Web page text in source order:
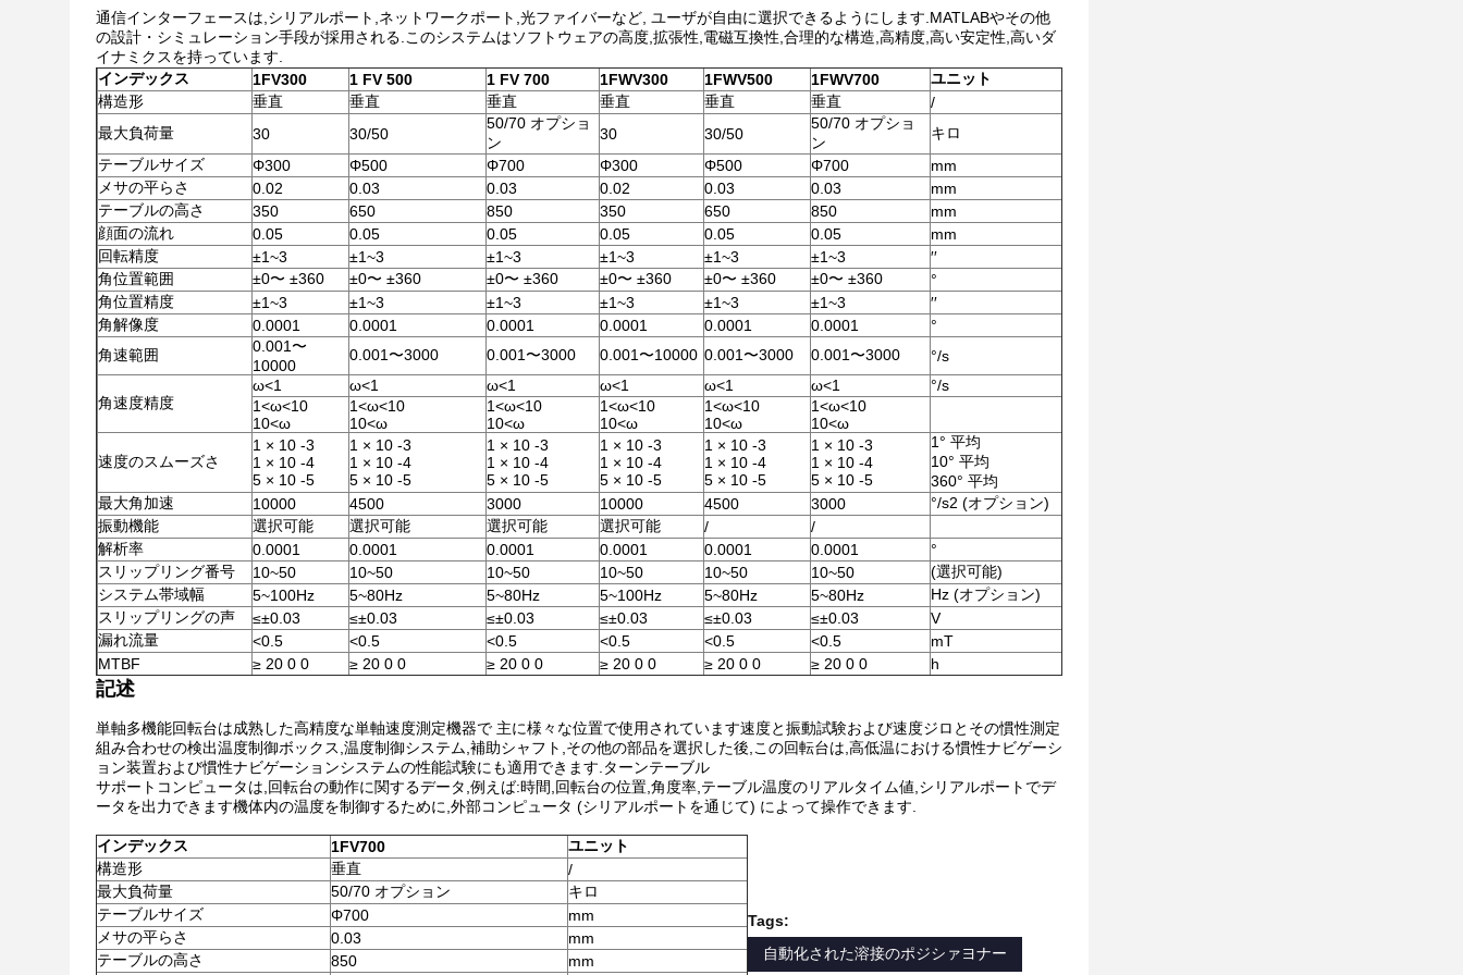
通信インターフェースは,シリアルポート,ネットワークポート,光ファイバーなど, ユーザが自由に選択できるようにします.MATLABやその他
の設計・シミュレーション手段が採用される.このシステムはソフトウェアの高度,拡張性,電磁互換性,合理的な構造,高精度,高い安定性,高いダ
イナミクスを持っています.
インデックス
1FV300 1 FV 500 1 FV 700 1FWV300 1FWV500 1FWV700
ユニット
構造形
垂直 垂直 垂直 垂直 垂直 垂直
/
最大負荷量
30 30/50
50/70 オプショ
ン
30 30/50
50/70 オプショ
ン
キロ
テーブルサイズ
Φ300 Φ500 Φ700 Φ300 Φ500 Φ700
mm
メサの平らさ
0.02 0.03 0.03 0.02 0.03 0.03
mm
テーブルの高さ
350 650 850 350 650 850
mm
顔面の流れ
0.05 0.05 0.05 0.05 0.05 0.05
mm
回転精度
±1~3 ±1~3 ±1~3 ±1~3 ±1~3 ±1~3
′′
角位置範囲
±0〜 ±360 ±0〜 ±360 ±0〜 ±360 ±0〜 ±360 ±0〜 ±360 ±0〜 ±360
°
角位置精度
±1~3 ±1~3 ±1~3 ±1~3 ±1~3 ±1~3
′′
角解像度
0.0001 0.0001 0.0001 0.0001 0.0001 0.0001
°
角速範囲
0.001〜
10000
0.001〜3000 0.001〜3000 0.001〜10000 0.001〜3000 0.001〜3000 °/s
角速度精度
ω<1 ω<1 ω<1 ω<1 ω<1 ω<1
°/s
1<ω<10
10<ω
1<ω<10
10<ω
1<ω<10
10<ω
1<ω<10
10<ω
1<ω<10
10<ω
1<ω<10
10<ω
速度のスムーズさ
1 × 10 -3
1 × 10 -4
5 × 10 -5
1 × 10 -3
1 × 10 -4
5 × 10 -5
1 × 10 -3
1 × 10 -4
5 × 10 -5
1 × 10 -3
1 × 10 -4
5 × 10 -5
1 × 10 -3
1 × 10 -4
5 × 10 -5
1 × 10 -3
1 × 10 -4
5 × 10 -5
1° 平均
10° 平均
360° 平均
最大角加速
10000 4500 3000 10000 4500 3000
°/s2 (オプション)
振動機能
選択可能 選択可能 選択可能 選択可能 /
/
解析率
0.0001 0.0001 0.0001 0.0001 0.0001 0.0001
°
スリップリング番号
10~50 10~50 10~50 10~50 10~50 10~50
(選択可能)
システム帯域幅
5~100Hz 5~80Hz 5~80Hz 5~100Hz 5~80Hz 5~80Hz
Hz (オプション)
スリップリングの声
≤±0.03 ≤±0.03 ≤±0.03 ≤±0.03 ≤±0.03 ≤±0.03
V
漏れ流量
<0.5 <0.5 <0.5 <0.5 <0.5 <0.5
mT
MTBF
≥ 20 0 0 ≥ 20 0 0 ≥ 20 0 0 ≥ 20 0 0 ≥ 20 0 0 ≥ 20 0 0 h
記述
単軸多機能回転台は成熟した高精度な単軸速度測定機器で 主に様々な位置で使用されています速度と振動試験および速度ジロとその慣性測定
組み合わせの検出温度制御ボックス,温度制御システム,補助シャフト,その他の部品を選択した後,この回転台は,高低温における慣性ナビゲーシ
ョン装置および慣性ナビゲーションシステムの性能試験にも適用できます.ターンテーブル
サポートコンピュータは,回転台の動作に関するデータ,例えば:時間,回転台の位置,角度率,テーブル温度のリアルタイム値,シリアルポートでデ
ータを出力できます機体内の温度を制御するために,外部コンピュータ (シリアルポートを通じて) によって操作できます.
インデックス 1FV700
ユニット
構造形
垂直
/
最大負荷量
50/70 オプション
キロ
テーブルサイズ
Φ700
mm
メサの平らさ
0.03
mm
テーブルの高さ
850
mm
Tags:
自動化された溶接のポジシァヨナー